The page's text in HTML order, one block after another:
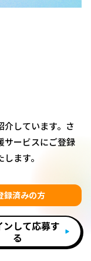
介しています。さ
サービスにご登録
ます。
録済みの方
ンして応募す
る